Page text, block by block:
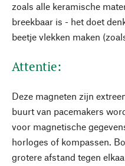
zoals alle keramische
breekbaar is - het doet
beetje vlekken maken
Attentie:
Deze magneten zijn
buurt van pacemakers
voor magnetische
horloges of kompassen.
grotere afstand tegen